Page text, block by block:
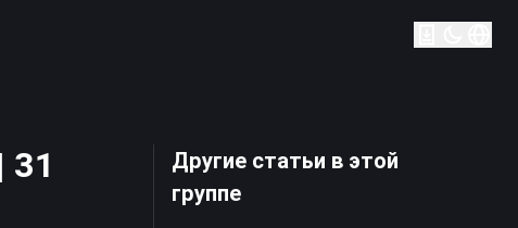
31
Другие статьи в этой
группе